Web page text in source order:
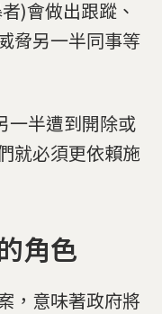
)會做出跟蹤、
脅另一半同事等
一半遭到開除或
就必須更依賴施
角色
，意味著政府將